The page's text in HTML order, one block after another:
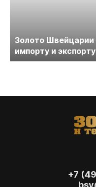
Золото
импорту и
+7